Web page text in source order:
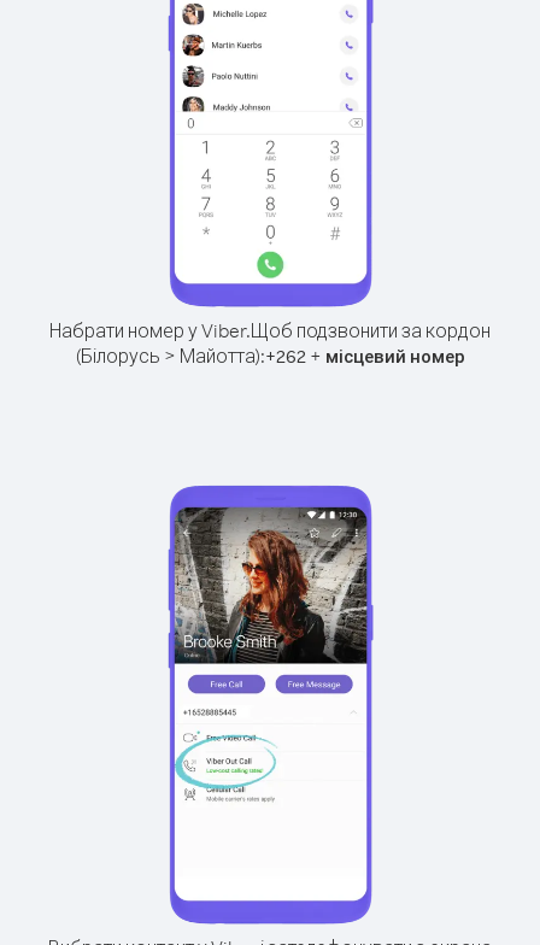
Набрати номер у Viber.Щоб подзвонити за кордон
(Білорусь > Майотта):+262+ місцевий номер